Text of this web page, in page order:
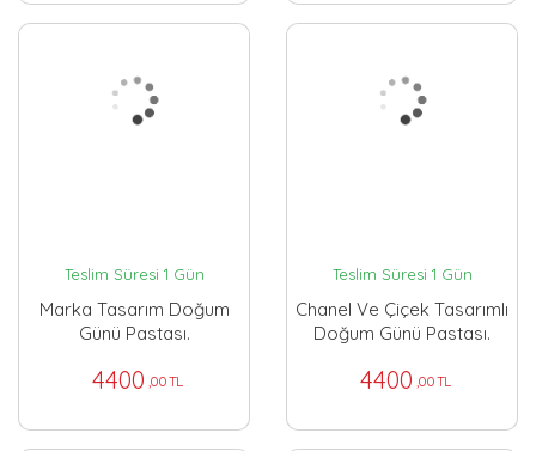
Teslim Süresi 1 Gün
Marka Tasarım Doğum
Günü Pastası.
4400 ,00 TL
Teslim Süresi 1 Gün
Chanel Ve Çiçek Tasarımlı
Doğum Günü Pastası.
4400 ,00 TL